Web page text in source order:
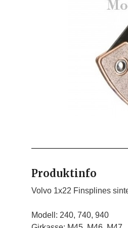
Produktinfo
Volvo 1x22 Finsplines
Modell: 240, 740, 940